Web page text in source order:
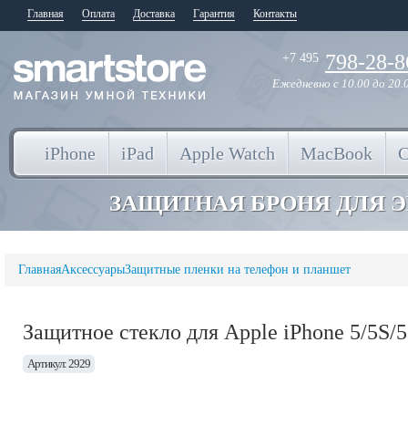
Главная Оплата Доставка Гарантия Контакты
+7 495 798-28-
Ежедневно с 10.00 до
iPhone iPad Apple Watch MacBook
ЗАЩИТНАЯ БРОНЯ ДЛЯ
ГлавнаяАксессуарыЗащитные пленки на телефон и планшет
Защитное стекло для Apple iPhone 5/5S/
Артикул: 2929